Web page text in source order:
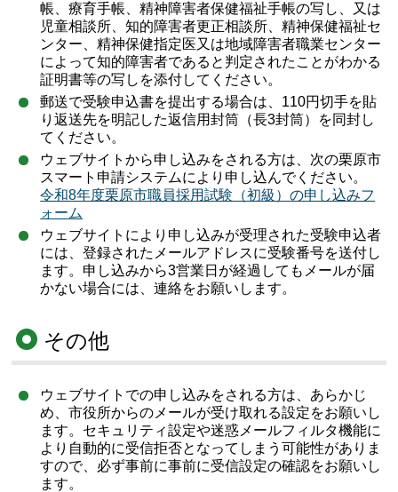
帳、療育手帳、精神障害者保健福祉手帳の写し、又は
児童相談所、知的障害者更正相談所、精神保健福祉セ
ンター、精神保健指定医又は地域障害者職業センター
によって知的障害者であると判定されたことがわかる
証明書等の写しを添付してください。
郵送で受験申込書を提出する場合は、110円切手を貼
り返送先を明記した返信用封筒（長3封筒）を同封し
てください。
ウェブサイトから申し込みをされる方は、次の栗原市
スマート申請システムにより申し込んでください。
令和8年度栗原市職員採用試験（初級）の申し込みフ
ォーム
ウェブサイトにより申し込みが受理された受験申込者
には、登録されたメールアドレスに受験番号を送付し
ます。申し込みから3営業日が経過してもメールが届
かない場合には、連絡をお願いします。
その他
ウェブサイトでの申し込みをされる方は、あらかじ
め、市役所からのメールが受け取れる設定をお願いし
ます。セキュリティ設定や迷惑メールフィルタ機能に
より自動的に受信拒否となってしまう可能性がありま
すので、必ず事前に事前に受信設定の確認をお願いし
ます。